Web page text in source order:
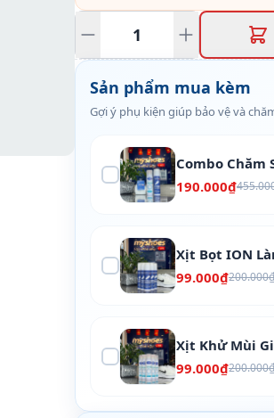
Sản phẩm mua kèm
Gợi ý phụ kiện giúp bảo vệ và
Combo Chăm
190.000₫
Xịt Bọt ION
99.000₫200.000₫
Xịt Khử Mùi
99.000₫200.000₫